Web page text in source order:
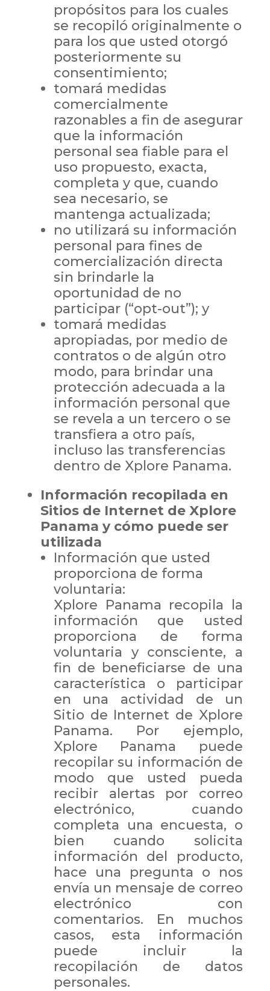
propósitos para los cuales
se recopiló originalmente o
para los que usted otorgó
posteriormente su
consentimiento;
tomará medidas
comercialmente
razonables a fin de asegurar
que la información
personal sea fiable para el
uso propuesto, exacta,
completa y que, cuando
sea necesario, se
mantenga actualizada;
no utilizará su información
personal para fines de
comercialización directa
sin brindarle la
oportunidad de no
participar (“opt-out”); y
tomará medidas
apropiadas, por medio de
contratos o de algún otro
modo, para brindar una
protección adecuada a la
información personal que
se revela a un tercero o se
transfiera a otro país,
incluso las transferencias
dentro de Xplore Panama.
Información recopilada en
Sitios de Internet de Xplore
Panama y cómo puede ser
utilizada
Información que usted
proporciona de forma
voluntaria:
Xplore Panama recopila la
información que usted
proporciona de forma
voluntaria y consciente, a
fin de beneficiarse de una
característica o participar
en una actividad de un
Sitio de Internet de Xplore
Panama. Por ejemplo,
Xplore Panama puede
recopilar su información de
modo que usted pueda
recibir alertas por correo
electrónico, cuando
completa una encuesta, o
bien cuando solicita
información del producto,
hace una pregunta o nos
envía un mensaje de correo
electrónico con
comentarios. En muchos
casos, esta información
puede incluir la
recopilación de datos
personales.